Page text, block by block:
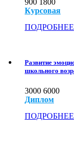
900 1800
Курсовая
ПОДРОБНЕЕ
Развитие
школьного
3000 6000
Диплом
ПОДРОБНЕЕ